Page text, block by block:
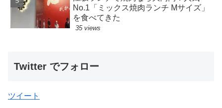
No.1「ミックス焼肉ランチ Mサイズ」
を食べてきた
35 views
Twitter でフォロー
ツイート